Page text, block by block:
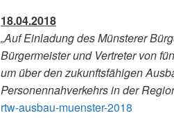
18.04.2018
„Auf Einladung des Münsterer
Bürgermeister und Vertreter von
um über den zukunftsfähigen
Personennahverkehrs in der
rtw-ausbau-muenster-2018